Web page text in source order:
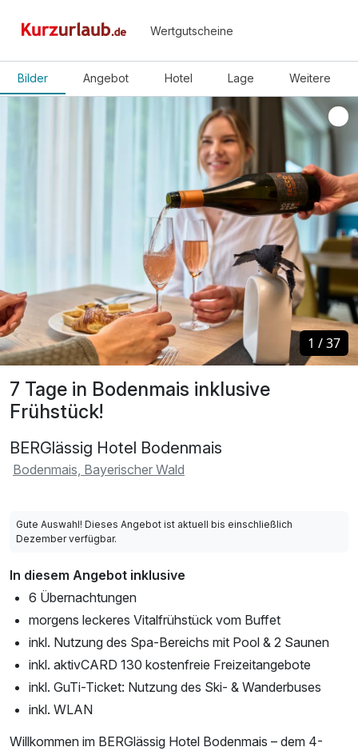
Wertgutscheine
Bilder Angebot Hotel Lage Weitere
7 Tage in Bodenmais inklusive
Frühstück!
BERGlässig Hotel Bodenmais
Bodenmais, Bayerischer Wald
1 /37
1 /37
Gute Auswahl! Dieses Angebot ist aktuell bis einschließlich
Dezember verfügbar.
In diesem Angebot inklusive
6 Übernachtungen
morgens leckeres Vitalfrühstück vom Buffet
inkl. Nutzung des Spa-Bereichs mit Pool & 2 Saunen
inkl. aktivCARD 130 kostenfreie Freizeitangebote
inkl. GuTi-Ticket: Nutzung des Ski- & Wanderbuses
inkl. WLAN
Willkommen im BERGlässig Hotel Bodenmais – dem 4-